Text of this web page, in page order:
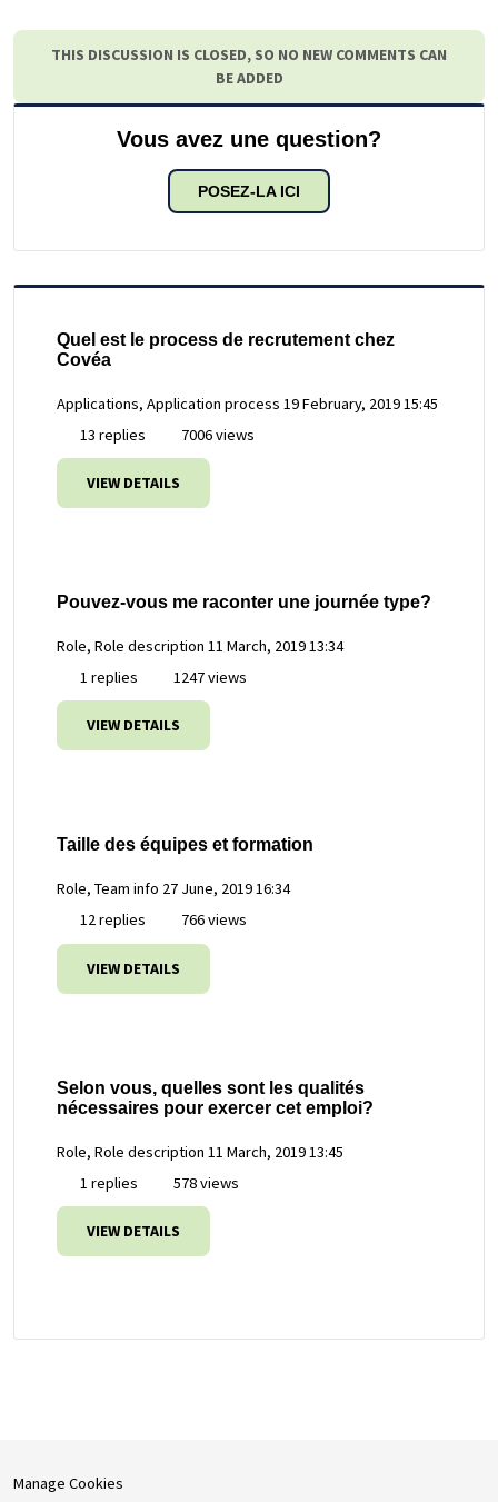
THIS DISCUSSION IS CLOSED, SO NO NEW COMMENTS CAN
BE ADDED
Vous avez une question?
POSEZ-LA ICI
Quel est le process de recrutement chez
Covéa
Applications, Application process 19 February, 2019 15:45
13 replies
7006 views
VIEW DETAILS
Pouvez-vous me raconter une journée type?
Role, Role description 11 March, 2019 13:34
1 replies
1247 views
VIEW DETAILS
Taille des équipes et formation
Role, Team info 27 June, 2019 16:34
12 replies
766 views
VIEW DETAILS
Selon vous, quelles sont les qualités
nécessaires pour exercer cet emploi?
Role, Role description 11 March, 2019 13:45
1 replies
578 views
VIEW DETAILS
Manage Cookies